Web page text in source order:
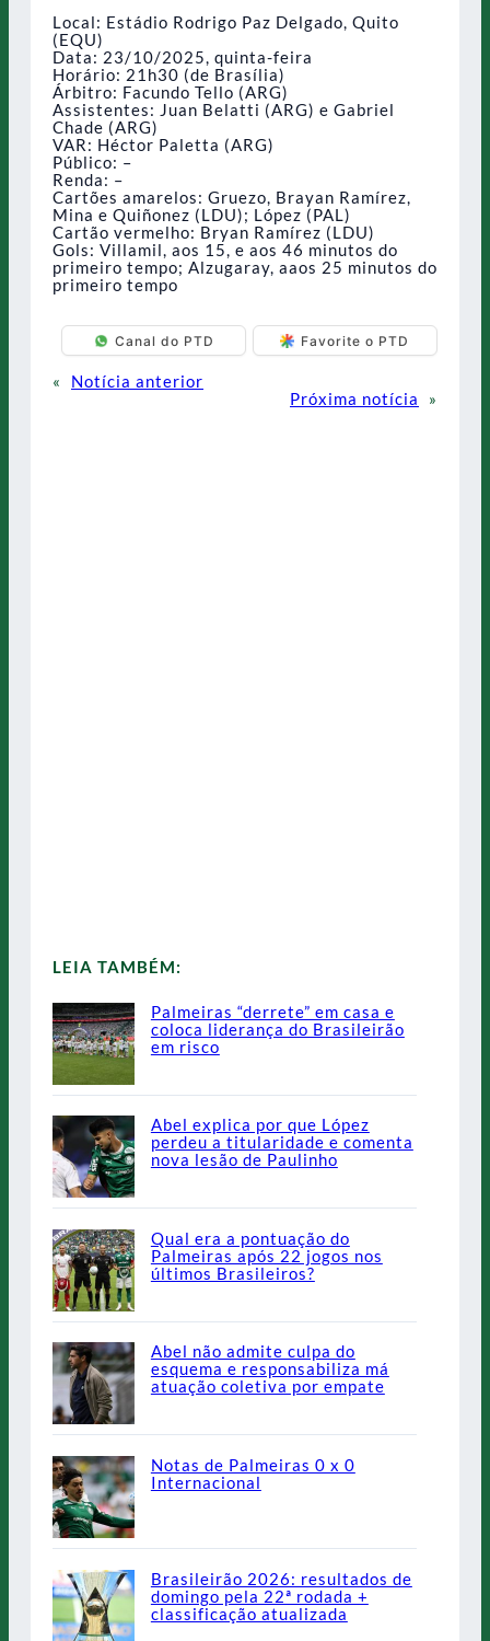
Local: Estádio Rodrigo Paz Delgado, Quito
(EQU)
Data: 23/10/2025, quinta-feira
Horário: 21h30 (de Brasília)
Árbitro: Facundo Tello (ARG)
Assistentes: Juan Belatti (ARG) e Gabriel
Chade (ARG)
VAR: Héctor Paletta (ARG)
Público: –
Renda: –
Cartões amarelos: Gruezo, Brayan Ramírez,
Mina e Quiñonez (LDU); López (PAL)
Cartão vermelho: Bryan Ramírez (LDU)
Gols: Villamil, aos 15, e aos 46 minutos do
primeiro tempo; Alzugaray, aaos 25 minutos do
primeiro tempo
Canal do PTD Favorite o PTD
«
Notícia anterior
Próxima notícia
»
LEIA TAMBÉM:
Palmeiras “derrete” em casa e
coloca liderança do Brasileirão
em risco
Abel explica por que López
perdeu a titularidade e comenta
nova lesão de Paulinho
Qual era a pontuação do
Palmeiras após 22 jogos nos
últimos Brasileiros?
Abel não admite culpa do
esquema e responsabiliza má
atuação coletiva por empate
Notas de Palmeiras 0 x 0
Internacional
Brasileirão 2026: resultados de
domingo pela 22ª rodada +
classificação atualizada